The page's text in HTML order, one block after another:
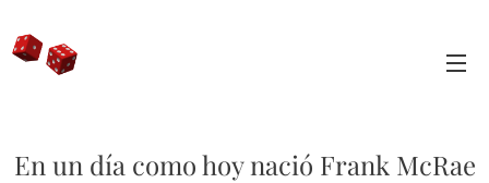
En un día como hoy nació Frank McRae